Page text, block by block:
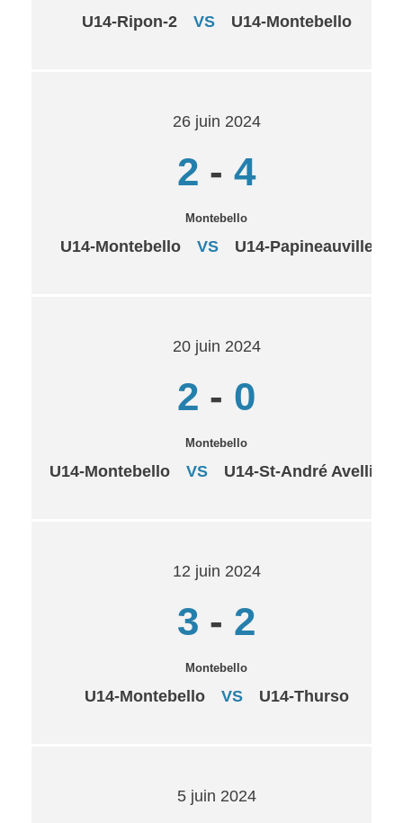
U14-Ripon-2 VS U14-Montebello
26 juin 2024
2 - 4
Montebello
U14-Montebello VS U14-Papineauville
20 juin 2024
2 - 0
Montebello
U14-Montebello VS U14-St-André Avellin
12 juin 2024
3 - 2
Montebello
U14-Montebello VS U14-Thurso
5 juin 2024